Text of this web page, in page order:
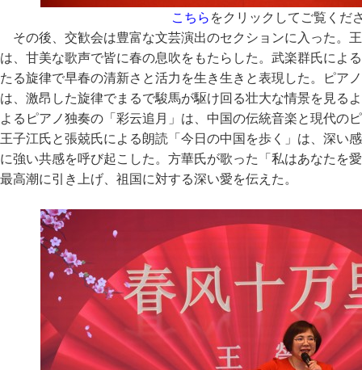
こちら をクリックしてご覧くだ
その後、交歓会は豊富な文芸演出のセクションに入った。
は、甘美な歌声で皆に春の息吹をもたらした。武楽群氏によ
たる旋律で早春の清新さと活力を生き生きと表現した。ピア
は、激昂した旋律でまるで駿馬が駆け回る壮大な情景を見る
よるピアノ独奏の「彩云追月」は、中国の伝統音楽と現代の
王子江氏と張兢氏による朗読「今日の中国を歩く」は、深い
に強い共感を呼び起こした。方華氏が歌った「私はあなたを
最高潮に引き上げ、祖国に対する深い愛を伝えた。